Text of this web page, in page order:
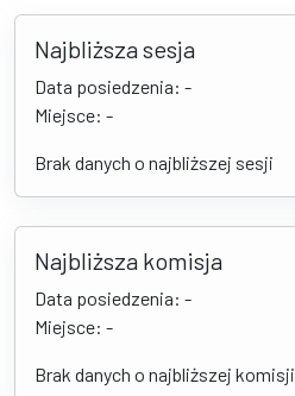
Najbliższa sesja
Data posiedzenia: -
Miejsce: -
Brak danych o najbliższej sesji
Najbliższa komisja
Data posiedzenia: -
Miejsce: -
Brak danych o najbliższej komisji